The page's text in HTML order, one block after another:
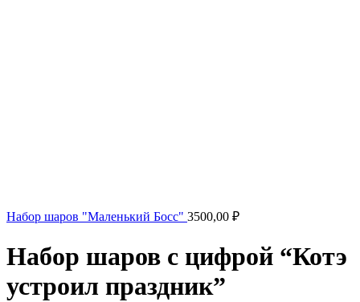
Набор шаров "Маленький Босс" 3500,00 ₽
Набор шаров с цифрой “Котэ
устроил праздник”